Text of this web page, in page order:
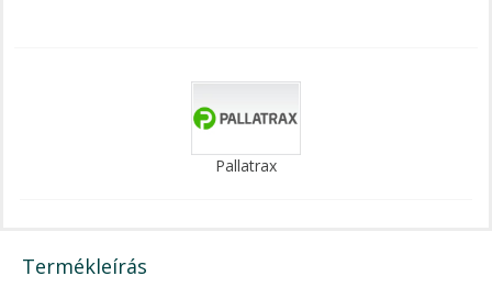
Pallatrax
Termékleírás